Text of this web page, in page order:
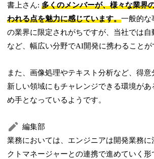
書上さん:多くのメンバーが、様々な業界
われる点を魅力に感じています。一般的な
の業界に限定されがちですが、当社では自
など、幅広い分野でAI開発に携わることが
また、画像処理やテキスト分析など、得意
新しい領域にもチャレンジできる環境が
め手となっているようです。
編集部
業務においては、エンジニアは開発業務に
クトマネージャーとの連携で進めていく形